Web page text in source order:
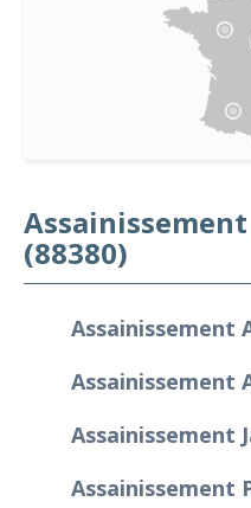
(88380)
Assainissement
Assainissement
Assainissement
Assainissement